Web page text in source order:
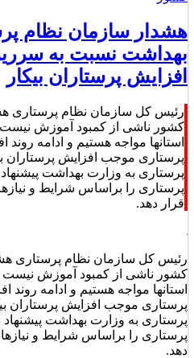
هشدار سازمان نظام
بهداشت نسبت به
افزایش پرستاران بیکار
رئیس کل سازمان نظام پرستاری
کشور ناشی از کمبود آموزش
استانها مواجه هستیم و ادامه
پرستاری موجب افزایش پرستاران
پرستاری به وزارت بهداشت
پرستاری را براساس شرایط و
قرار دهد.
رئیس کل سازمان نظام پرستاری
کشور ناشی از کمبود آموزش نیست
استانها مواجه هستیم و ادامه روند
پرستاری موجب افزایش پرستاران
پرستاری به وزارت بهداشت
پرستاری را براساس شرایط و
دهد.